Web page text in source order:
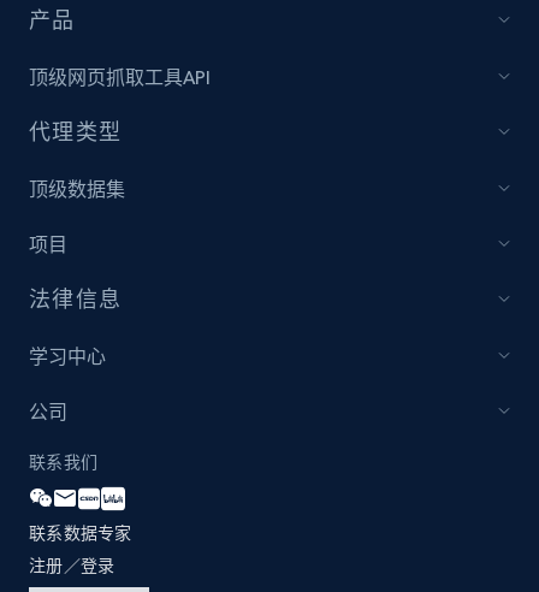
Amazon products global dataset
price, Currency, Availability, Reviews count, and
products by specific category URL
Title, Seller name, Brand, Description, Initial
price, Currency, Availability, Reviews count, and
more.
2.1K+
产品
顶级网页抓取工具API
代理类型
顶级数据集
项目
法律信息
学习中心
公司
联系我们
联系数据专家
注册／登录